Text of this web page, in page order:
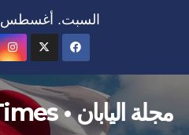
السبت. أغسطس 8th, 2026
مجلة اليابان • The Nippon Times